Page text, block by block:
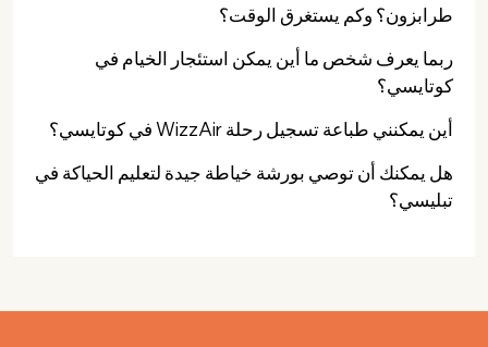
طرابزون؟ وكم يستغرق الوقت؟
ربما يعرف شخص ما أين يمكن استئجار الخيام في
كوتايسي؟
أين يمكنني طباعة تسجيل رحلة WizzAir في كوتايسي؟
هل يمكنك أن توصي بورشة خياطة جيدة لتعليم الحياكة في
تبليسي؟